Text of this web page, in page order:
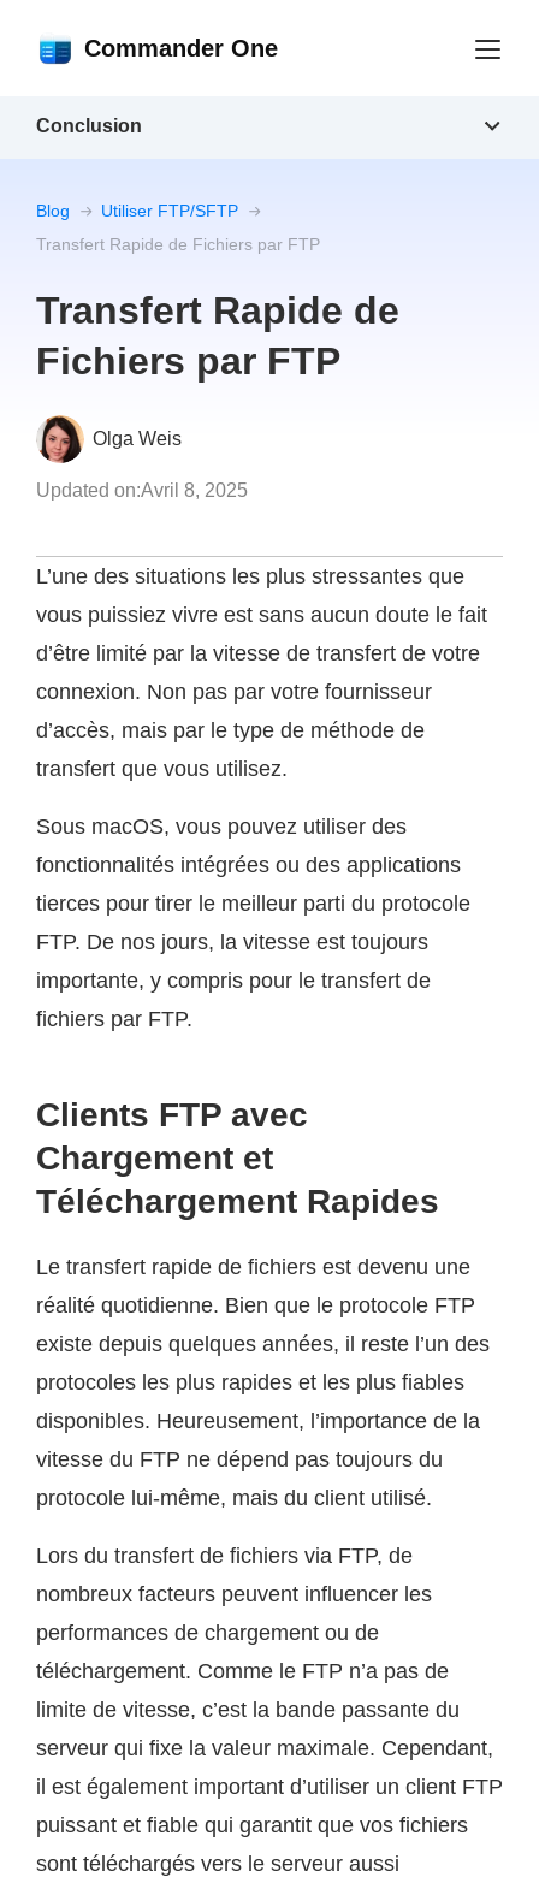
Commander One
Blog
Utiliser FTP/SFTP
Transfert Rapide de Fichiers par FTP
Transfert Rapide de
Fichiers par FTP
Olga Weis
Updated on:Avril 8, 2025
L’une des situations les plus stressantes que
vous puissiez vivre est sans aucun doute le fait
d’être limité par la vitesse de transfert de votre
connexion. Non pas par votre fournisseur
d’accès, mais par le type de méthode de
transfert que vous utilisez.
Sous macOS, vous pouvez utiliser des
fonctionnalités intégrées ou des applications
tierces pour tirer le meilleur parti du protocole
FTP. De nos jours, la vitesse est toujours
importante, y compris pour le transfert de
fichiers par FTP.
Clients FTP avec
Chargement et
Téléchargement Rapides
Le transfert rapide de fichiers est devenu une
réalité quotidienne. Bien que le protocole FTP
existe depuis quelques années, il reste l’un des
protocoles les plus rapides et les plus fiables
disponibles. Heureusement, l’importance de la
vitesse du FTP ne dépend pas toujours du
protocole lui-même, mais du client utilisé.
Lors du transfert de fichiers via FTP, de
nombreux facteurs peuvent influencer les
performances de chargement ou de
téléchargement. Comme le FTP n’a pas de
limite de vitesse, c’est la bande passante du
serveur qui fixe la valeur maximale. Cependant,
il est également important d’utiliser un client FTP
puissant et fiable qui garantit que vos fichiers
sont téléchargés vers le serveur aussi
Conclusion